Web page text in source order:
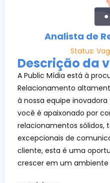
Analista de
Status:
Descrição da
A Public Mídia está à
Relacionamento
à nossa equipe
você é apaixonado por
relacionamentos sólidos,
excepcionais de
cliente, esta é uma
crescer em um